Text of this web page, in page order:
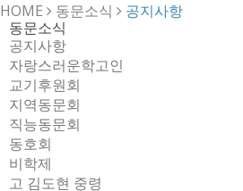
HOME 동문소식
공지사항
동문소식
공지사항
자랑스러운학고인
교기후원회
지역동문회
직능동문회
동호회
비학제
고 김도현 중령